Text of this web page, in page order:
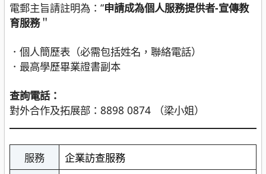
電郵主旨請註明為：“申請成為個人服務提供者-宣傳教
育服務＂
．個人簡歷表（必需包括姓名，聯絡電話）
．最高學歷畢業證書副本
查詢電話：
對外合作及拓展部：8898 0874 （梁小姐）
服務
企業訪查服務